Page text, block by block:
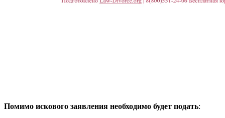
Помимо искового заявления необходимо будет подать: